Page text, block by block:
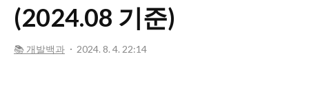
(2024.08 기준)
📚 개발백과 2024. 8. 4. 22:14